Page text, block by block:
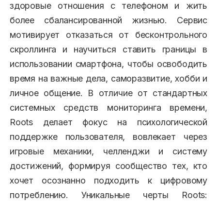
здоровые отношения с телефоном и жить
более сбалансированной жизнью. Сервис
мотивирует отказаться от бесконтрольного
скроллинга и научиться ставить границы в
использовании смартфона, чтобы освободить
время на важные дела, саморазвитие, хобби и
личное общение. В отличие от стандартных
системных средств мониторинга времени,
Roots делает фокус на психологической
поддержке пользователя, вовлекает через
игровые механики, челленджи и систему
достижений, формируя сообщество тех, кто
хочет осознанно подходить к цифровому
потреблению. Уникальные черты Roots: